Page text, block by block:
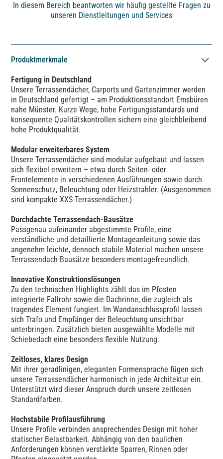
In diesem Bereich beantworten wir häufig gestellte Fragen zu
unseren Dienstleitungen und Services
Produktmerkmale
Fertigung in Deutschland
Unsere Terrassendächer, Carports und Gartenzimmer werden
in Deutschland gefertigt – am Produktionsstandort Emsbüren
nahe Münster. Kurze Wege, hohe Fertigungsstandards und
konsequente Qualitätskontrollen sichern eine gleichbleibend
hohe Produktqualität.
Modular erweiterbares System
Unsere Terrassendächer sind modular aufgebaut und lassen
sich flexibel erweitern – etwa durch Seiten- oder
Frontelemente in verschiedenen Ausführungen sowie durch
Sonnenschutz, Beleuchtung oder Heizstrahler. (Ausgenommen
sind kompakte XXS-Terrassendächer.)
Durchdachte Terrassendach-Bausätze
Passgenau aufeinander abgestimmte Profile, eine
verständliche und detaillierte Montageanleitung sowie das
angenehm leichte, dennoch stabile Material machen unsere
Terrassendach-Bausätze besonders montagefreundlich.
Innovative Konstruktionslösungen
Zu den technischen Highlights zählt das im Pfosten
integrierte Fallrohr sowie die Dachrinne, die zugleich als
tragendes Element fungiert. Im Wandanschlussprofil lassen
sich Trafo und Empfänger der Beleuchtung unsichtbar
unterbringen. Zusätzlich bieten ausgewählte Modelle mit
Schiebedach eine besonders flexible Nutzung.
Zeitloses, klares Design
Mit ihrer geradlinigen, eleganten Formensprache fügen sich
unsere Terrassendächer harmonisch in jede Architektur ein.
Unterstützt wird dieser Anspruch durch unsere zeitlosen
Standardfarben.
Hochstabile Profilausführung
Unsere Profile verbinden ansprechendes Design mit hoher
statischer Belastbarkeit. Abhängig von den baulichen
Anforderungen können verstärkte Sparren, Rinnen oder